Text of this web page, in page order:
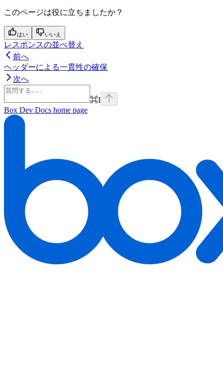
このページは役に立ちましたか？
はい いいえ
レスポンスの並べ替え
前へ
ヘッダーによる一貫性の確保
次へ
⌘I
Box Dev Docs home page